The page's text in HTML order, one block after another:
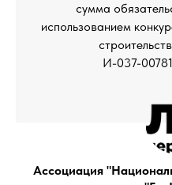
сумма
использованием
И-037-
Ассоциация